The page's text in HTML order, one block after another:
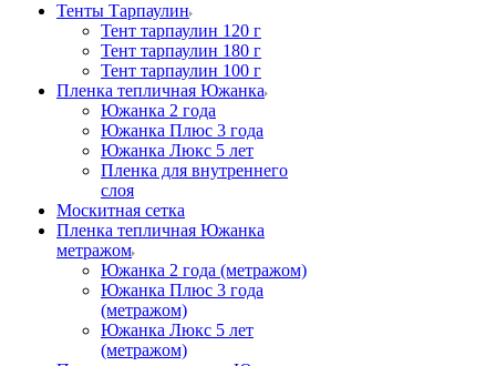
Тенты Тарпаулин
Тент тарпаулин 120 г
Тент тарпаулин 180 г
Тент тарпаулин 100 г
Пленка тепличная Южанка
Южанка 2 года
Южанка Плюс 3 года
Южанка Люкс 5 лет
Пленка для внутреннего
слоя
Москитная сетка
Пленка тепличная Южанка
метражом
Южанка 2 года (метражом)
Южанка Плюс 3 года
(метражом)
Южанка Люкс 5 лет
(метражом)